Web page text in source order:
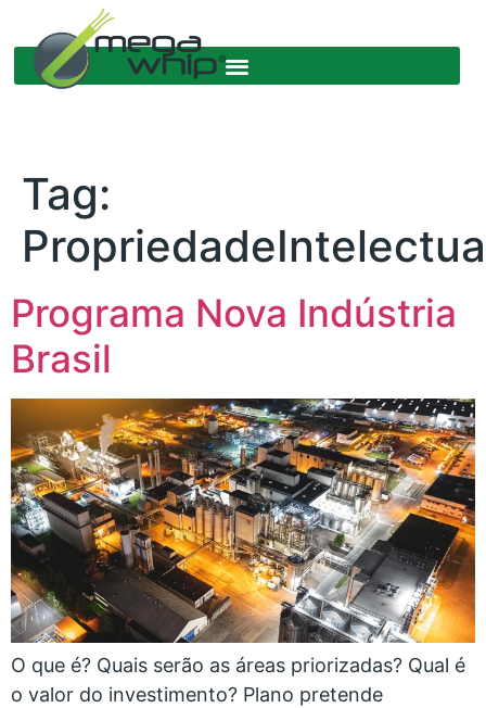
Tag:
Programa Nova Indústria
Brasil
O que é? Quais serão as áreas priorizadas? Qual é
o valor do investimento? Plano pretende